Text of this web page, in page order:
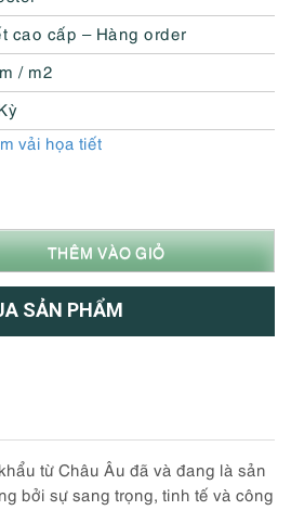
cao cấp – Hàng order
/ m2
vải họa tiết
THÊM VÀO GIỎ
SẢN PHẨM
từ Châu Âu đã và đang là sản
bởi sự sang trọng, tinh tế và công